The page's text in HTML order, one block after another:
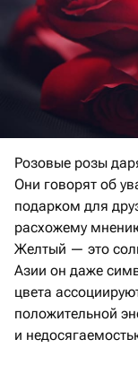
Розовые розы
Они говорят об
подарком для
расхожему
Желтый — это
Азии он даже
цвета
положительной
и